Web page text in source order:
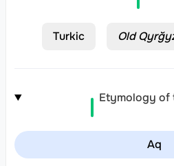
Turkic Old
Etymology of
Aq